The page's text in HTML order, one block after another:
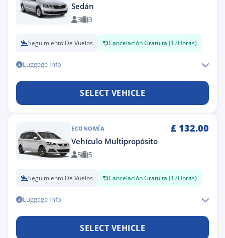
Sedán
3 3
Seguimiento De Vuelos Cancelación Gratuita (12Horas)
Luggage Info
SELECT VEHICLE
ECONOMÍA £ 132.00
Vehículo Multipropósito
5 5
Seguimiento De Vuelos Cancelación Gratuita (12Horas)
Luggage Info
SELECT VEHICLE